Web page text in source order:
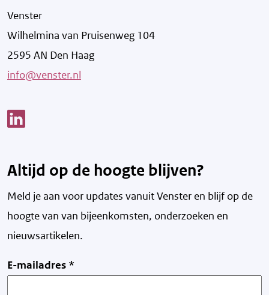
Venster
Wilhelmina van Pruisenweg 104
2595 AN Den Haag
info@venster.nl
Altijd op de hoogte blijven?
Meld je aan voor updates vanuit Venster en blijf op de
hoogte van van bijeenkomsten, onderzoeken en
nieuwsartikelen.
E-mailadres *